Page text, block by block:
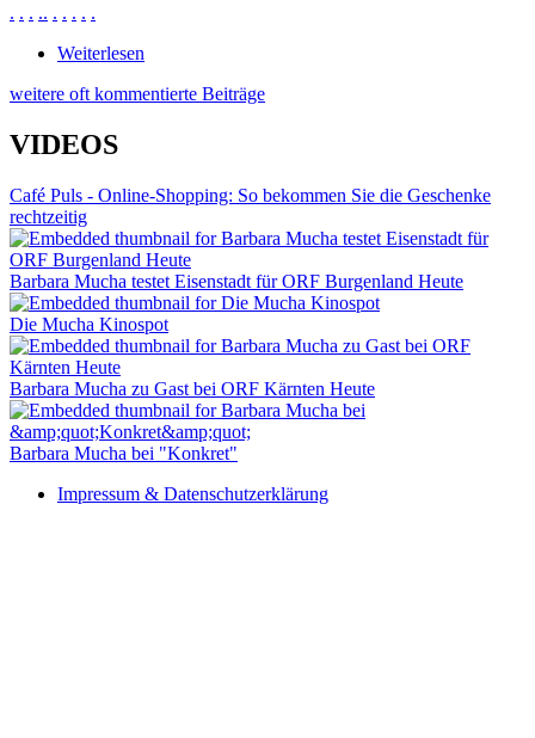
. . . .. . . . . .
Weiterlesen
weitere oft kommentierte Beiträge
VIDEOS
Café Puls - Online-Shopping: So bekommen Sie die Geschenke
rechtzeitig
Barbara Mucha testet Eisenstadt für ORF Burgenland Heute
Die Mucha Kinospot
Barbara Mucha zu Gast bei ORF Kärnten Heute
Barbara Mucha bei "Konkret"
Impressum & Datenschutzerklärung